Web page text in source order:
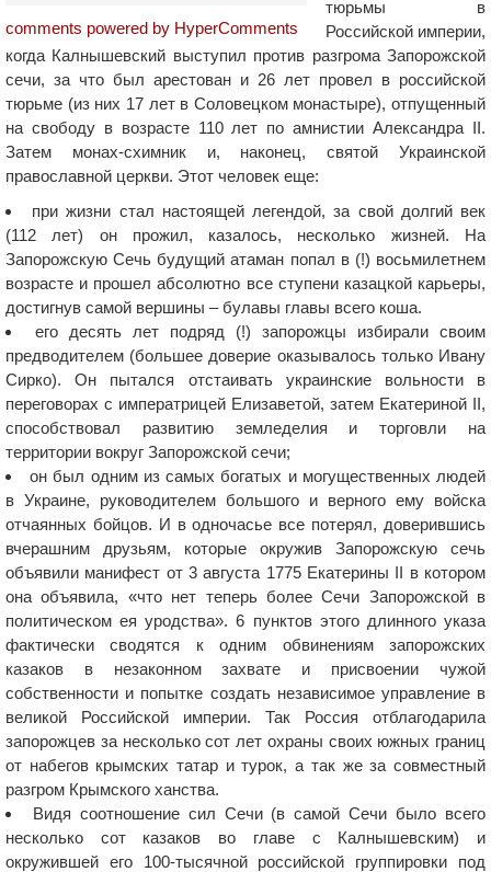
comments powered by HyperComments
тюрьмы в
Российской империи,
когда Калнышевский выступил против разгрома Запорожской
сечи, за что был арестован и 26 лет провел в российской
тюрьме (из них 17 лет в Соловецком монастыре), отпущенный
на свободу в возрасте 110 лет по амнистии Александра II.
Затем монах-схимник и, наконец, святой Украинской
православной церкви. Этот человек еще:
при жизни стал настоящей легендой, за свой долгий век
(112 лет) он прожил, казалось, несколько жизней. На
Запорожскую Сечь будущий атаман попал в (!) восьмилетнем
возрасте и прошел абсолютно все ступени казацкой карьеры,
достигнув самой вершины – булавы главы всего коша.
его десять лет подряд (!) запорожцы избирали своим
предводителем (большее доверие оказывалось только Ивану
Сирко). Он пытался отстаивать украинские вольности в
переговорах с императрицей Елизаветой, затем Екатериной II,
способствовал развитию земледелия и торговли на
территории вокруг Запорожской сечи;
он был одним из самых богатых и могущественных людей
в Украине, руководителем большого и верного ему войска
отчаянных бойцов. И в одночасье все потерял, доверившись
вчерашним друзьям, которые окружив Запорожскую сечь
объявили манифест от 3 августа 1775 Екатерины II в котором
она объявила, «что нет теперь более Сечи Запорожской в
политическом ея уродства». 6 пунктов этого длинного указа
фактически сводятся к одним обвинениям запорожских
казаков в незаконном захвате и присвоении чужой
собственности и попытке создать независимое управление в
великой Российской империи. Так Россия отблагодарила
запорожцев за несколько сот лет охраны своих южных границ
от набегов крымских татар и турок, а так же за совместный
разгром Крымского ханства.
Видя соотношение сил Сечи (в самой Сечи было всего
несколько сот казаков во главе с Калнышевским) и
окружившей его 100-тысячной российской группировки под